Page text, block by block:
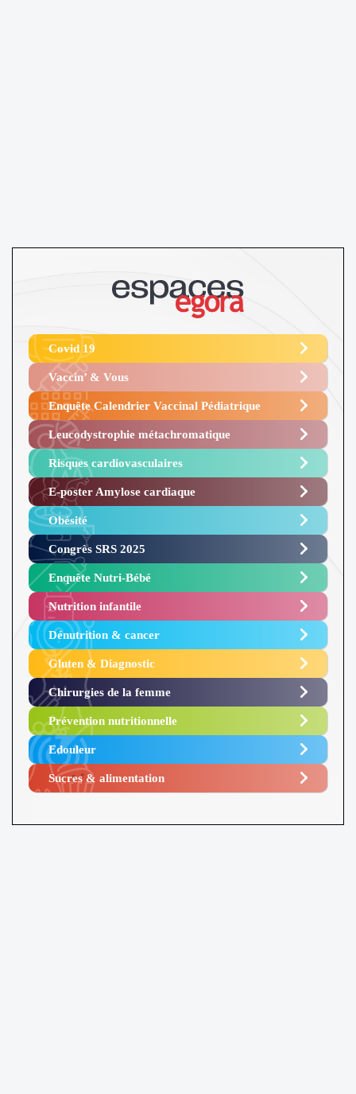
Covid 19
Vaccin’ & Vous
Enquête Calendrier Vaccinal Pédiatrique
Leucodystrophie métachromatique
Risques cardiovasculaires
E-poster Amylose cardiaque ​
Obésité ​
Congrès SRS 2025 ​
Enquête Nutri-Bébé ​
Nutrition infantile
Dénutrition & cancer
Gluten & Diagnostic
Chirurgies de la femme
Prévention nutritionnelle
Edouleur​
Sucres & alimentation​